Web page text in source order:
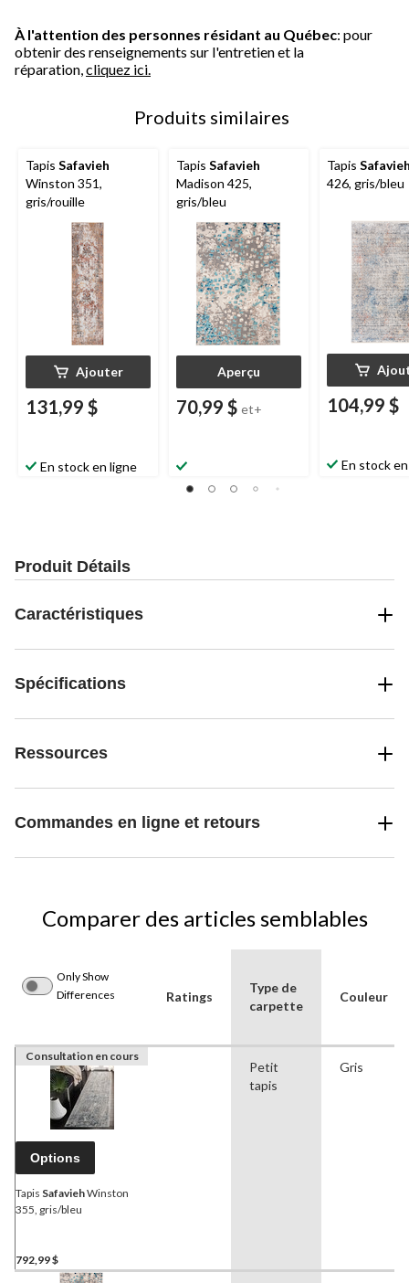
À l'attention des personnes résidant au Québec: pour
obtenir des renseignements sur l'entretien et la
réparation,cliquez ici.
Produits similaires
Tapis Safavieh
Winston 351,
gris/rouille
Ajouter
131,99 $
En stock en ligne
Tapis Safavieh
Madison 425,
gris/bleu
Aperçu
70,99 $ et+
Tapis
426, gris/bleu
104,99 $
En stock
Produit Détails
Caractéristiques
Spécifications
Ressources
Commandes en ligne et retours
Comparer des articles semblables
Only Show
Differences
Ratings
Type de
carpette
Couleur
Consultation en cours
Options
Tapis SafaviehWinston
355, gris/bleu
792,99 $
Petit
tapis
Gris